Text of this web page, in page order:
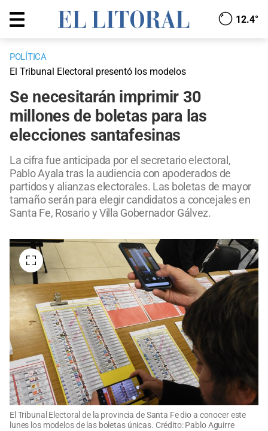
12.4°
POLÍTICA
El Tribunal Electoral presentó los modelos
Se necesitarán imprimir 30
millones de boletas para las
elecciones santafesinas
La cifra fue anticipada por el secretario electoral,
Pablo Ayala tras la audiencia con apoderados de
partidos y alianzas electorales. Las boletas de mayor
tamaño serán para elegir candidatos a concejales en
Santa Fe, Rosario y Villa Gobernador Gálvez.
El Tribunal Electoral de la provincia de Santa Fe dio a conocer este
lunes los modelos de las boletas únicas. Crédito: Pablo Aguirre